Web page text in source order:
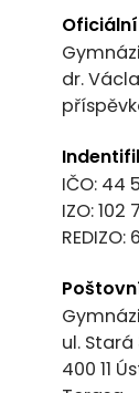
dr.
IČO: 44
IZO: 102
REDIZO:
ul.
400 11